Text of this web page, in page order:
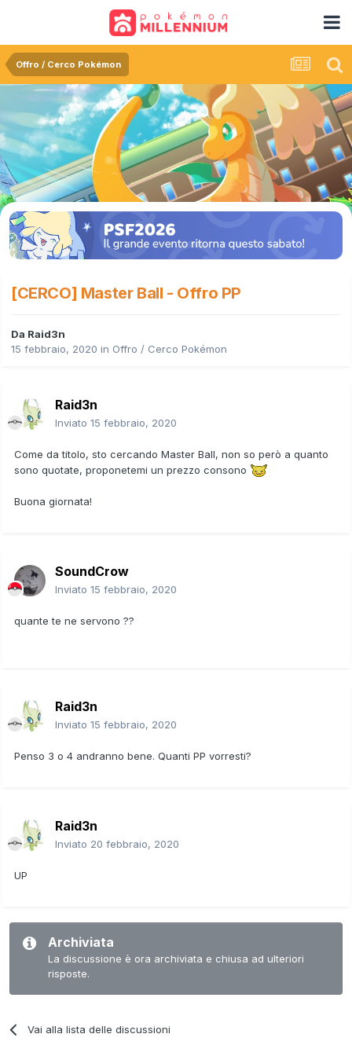
Offro / Cerco Pokémon
[CERCO] Master Ball - Offro PP
Da Raid3n
15 febbraio, 2020 in Offro / Cerco Pokémon
Raid3n
Inviato 15 febbraio, 2020
Come da titolo, sto cercando Master Ball, non so però a quanto
sono quotate, proponetemi un prezzo consono
Buona giornata!
SoundCrow
Inviato 15 febbraio, 2020
quante te ne servono ??
Raid3n
Inviato 15 febbraio, 2020
Penso 3 o 4 andranno bene. Quanti PP vorresti?
Raid3n
Inviato 20 febbraio, 2020
UP
Archiviata
La discussione è ora archiviata e chiusa ad ulteriori
risposte.
Vai alla lista delle discussioni